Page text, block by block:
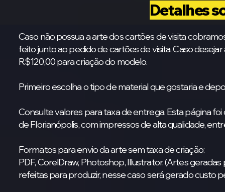
Detalhes
Caso não possua a arte dos cartões de visita
feito junto ao pedido de cartões de visita. Caso
R$120,00 para criação do modelo.
Primeiro escolha o tipo de material que gostaria e
Consulte valores para taxa de entrega. Esta página
de Florianópolis, com impressos de alta qualidade,
Formatos para envio da arte sem taxa de criação:
PDF, CorelDraw, Photoshop, Illustrator. (Artes
refeitas para produzir, nesse caso será gerado custo